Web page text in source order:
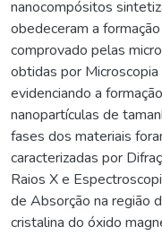
nanocompósitos
obedeceram a
comprovado pelas
obtidas por
evidenciando a
nanopartículas de
fases dos materiais
caracterizadas por
Raios X e
de Absorção na região
cristalina do óxido